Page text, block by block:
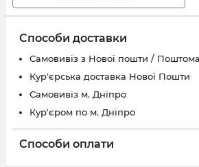
Способи доставки
Самовивіз з Нової пошти /
Кур'єрська доставка Нової Пошти
Самовивіз м. Дніпро
Кур'єром по м. Дніпро
Способи оплати